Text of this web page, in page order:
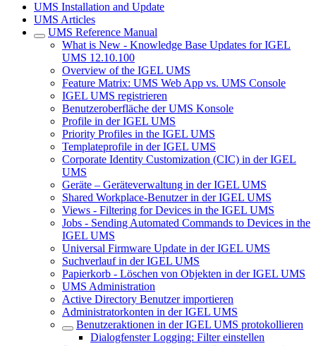
UMS Installation and Update
UMS Articles
UMS Reference Manual
What is New - Knowledge Base Updates for IGEL
UMS 12.10.100
Overview of the IGEL UMS
Feature Matrix: UMS Web App vs. UMS Console
IGEL UMS registrieren
Benutzeroberfläche der UMS Konsole
Profile in der IGEL UMS
Priority Profiles in the IGEL UMS
Templateprofile in der IGEL UMS
Corporate Identity Customization (CIC) in der IGEL
UMS
Geräte – Geräteverwaltung in der IGEL UMS
Shared Workplace-Benutzer in der IGEL UMS
Views - Filtering for Devices in the IGEL UMS
Jobs - Sending Automated Commands to Devices in the
IGEL UMS
Universal Firmware Update in der IGEL UMS
Suchverlauf in der IGEL UMS
Papierkorb - Löschen von Objekten in der IGEL UMS
UMS Administration
Active Directory Benutzer importieren
Administratorkonten in der IGEL UMS
Benutzeraktionen in der IGEL UMS protokollieren
Dialogfenster Logging: Filter einstellen